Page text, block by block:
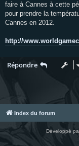
faire à Cannes à cette
pour prendre la
Cannes en 2012.
http://
Répondre
Index du forum
Développé